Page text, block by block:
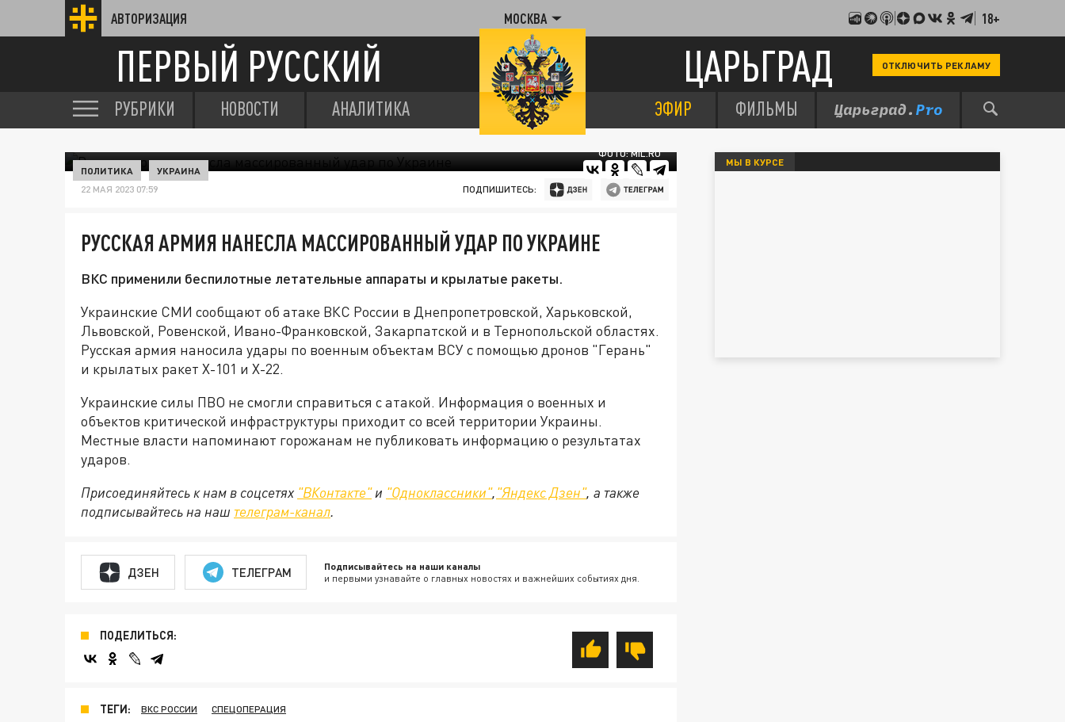
АВТОРИЗАЦИЯ МОСКВА 18+
ПЕРВЫЙ РУССКИЙ ЦАРЬГРАД ОТКЛЮЧИТЬ РЕКЛАМУ
РУБРИКИ НОВОСТИ АНАЛИТИКА ЭФИР ФИЛЬМЫ
ФОТО: MIL.RU
ПОЛИТИКА УКРАИНА
22 МАЯ 2023 07:59 ПОДПИШИТЕСЬ:
РУССКАЯ АРМИЯ НАНЕСЛА МАССИРОВАННЫЙ УДАР ПО УКРАИНЕ
ВКС применили беспилотные летательные аппараты и крылатые ракеты.
Украинские СМИ сообщают об атаке ВКС России в Днепропетровской, Харьковской,
Львовской, Ровенской, Ивано-Франковской, Закарпатской и в Тернопольской областях.
Русская армия наносила удары по военным объектам ВСУ с помощью дронов "Герань"
и крылатых ракет Х-101 и Х-22.
Украинские силы ПВО не смогли справиться с атакой. Информация о военных и
объектов критической инфраструктуры приходит со всей территории Украины.
Местные власти напоминают горожанам не публиковать информацию о результатах
ударов.
Присоединяйтесь к нам в соцсетях "ВКонтакте"и "Одноклассники","Яндекс Дзен", а также
подписывайтесь на наш телеграм-канал.
ДЗЕН ТЕЛЕГРАМ Подписывайтесь на наши каналы
и первыми узнавайте о главных новостях и важнейших событиях дня.
ПОДЕЛИТЬСЯ:
ТЕГИ: ВКС РОССИИ СПЕЦОПЕРАЦИЯ
МЫ В КУРСЕ